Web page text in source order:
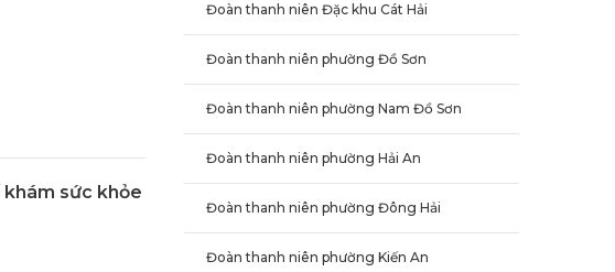
sức khỏe
Đoàn thanh niên Đặc khu Cát Hải
Đoàn thanh niên phường Đồ Sơn
Đoàn thanh niên phường Nam Đồ Sơn
Đoàn thanh niên phường Hải An
Đoàn thanh niên phường Đông Hải
Đoàn thanh niên phường Kiến An